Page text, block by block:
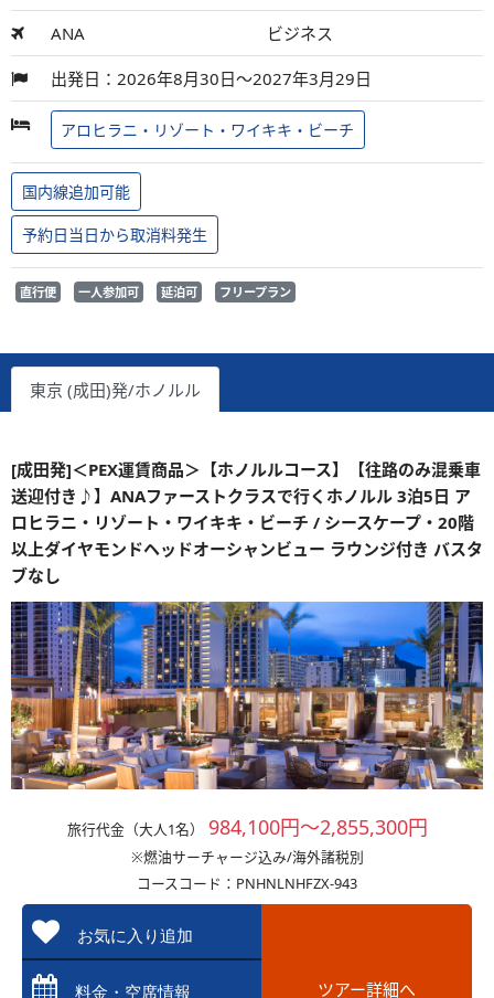
ANA ビジネス
出発日：2026年8月30日～2027年3月29日
アロヒラニ・リゾート・ワイキキ・ビーチ
国内線追加可能
予約日当日から取消料発生
直行便 一人参加可 延泊可 フリープラン
東京 (成田)発/ホノルル
[成田発]＜PEX運賃商品＞【ホノルルコース】【往路のみ混乗車
送迎付き♪】ANAファーストクラスで行くホノルル 3泊5日 ア
ロヒラニ・リゾート・ワイキキ・ビーチ / シースケープ・20階
以上ダイヤモンドヘッドオーシャンビュー ラウンジ付き バスタ
ブなし
旅行代金（大人1名） 984,100円～2,855,300円
※燃油サーチャージ込み/海外諸税別
コースコード：PNHNLNHFZX-943
お気に入り追加
料金・空席情報 ツアー詳細へ